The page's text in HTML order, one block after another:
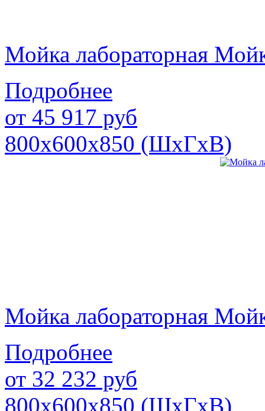
Мойка лабораторная
Подробнее
от 45 917 руб
800х600х850 (ШхГхВ)
Мойка лабораторная
Подробнее
от 32 232 руб
800х600х850 (ШхГхВ)